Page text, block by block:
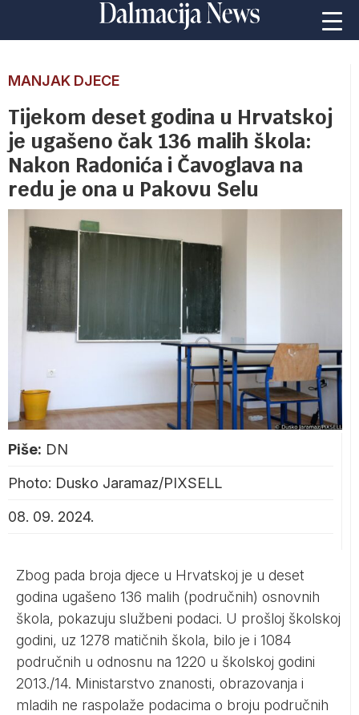
MANJAK DJECE
Tijekom deset godina u Hrvatskoj
je ugašeno čak 136 malih škola:
Nakon Radonića i Čavoglava na
redu je ona u Pakovu Selu
Piše: DN
Photo: Dusko Jaramaz/PIXSELL
08. 09. 2024.
Zbog pada broja djece u Hrvatskoj je u deset
godina ugašeno 136 malih (područnih) osnovnih
škola, pokazuju službeni podaci. U prošloj školskoj
godini, uz 1278 matičnih škola, bilo je i 1084
područnih u odnosnu na 1220 u školskoj godini
2013./14. Ministarstvo znanosti, obrazovanja i
mladih ne raspolaže podacima o broju područnih